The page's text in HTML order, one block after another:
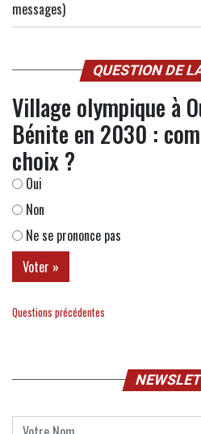
messages)
QUESTION DE
Village olympique à
Bénite en 2030 :
choix ?
Oui
Non
Ne se prononce pas
Questions précédentes